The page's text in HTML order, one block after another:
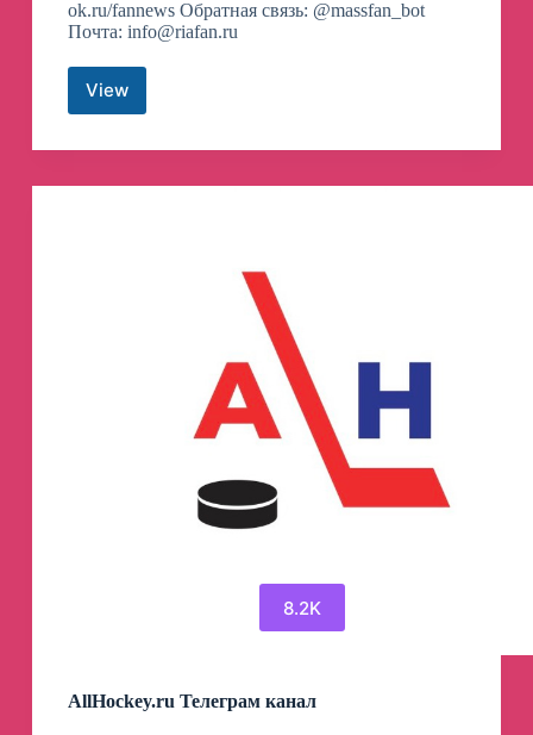
ok.ru/fannews Обратная связь: @massfan_bot
Почта: info@riafan.ru
View
РИА
Телеграм
8.2K
AllHockey.ru Телеграм канал